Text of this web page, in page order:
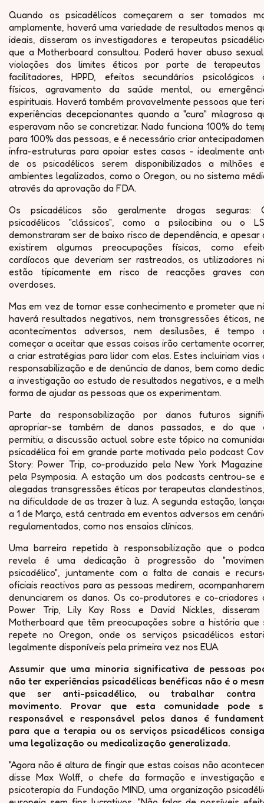
Quando os psicadélicos começarem a ser tomados
amplamente, haverá uma variedade de resultados menos
ideais, disseram os investigadores e terapeutas
que a Motherboard consultou. Poderá haver abuso
violações dos limites éticos por parte de
facilitadores, HPPD, efeitos secundários psicológicos
físicos, agravamento da saúde mental, ou
espirituais. Haverá também provavelmente pessoas que
experiências decepcionantes quando a "cura" milagrosa
esperavam não se concretizar. Nada funciona 100% do
para 100% das pessoas, e é necessário criar
infra-estruturas para apoiar estes casos - idealmente
de os psicadélicos serem disponibilizados a milhões
ambientes legalizados, como o Oregon, ou no sistema
através da aprovação da FDA.
Os psicadélicos são geralmente drogas seguras:
psicadélicos "clássicos", como a psilocibina ou o
demonstraram ser de baixo risco de dependência, e apesar
existirem algumas preocupações físicas, como
cardíacos que deveriam ser rastreados, os utilizadores
estão tipicamente em risco de reacções graves
overdoses.
Mas em vez de tomar esse conhecimento e prometer que
haverá resultados negativos, nem transgressões éticas,
acontecimentos adversos, nem desilusões, é tempo
começar a aceitar que essas coisas irão certamente
a criar estratégias para lidar com elas. Estes incluiriam vias
responsabilização e de denúncia de danos, bem como
a investigação ao estudo de resultados negativos, e a
forma de ajudar as pessoas que os experimentam.
Parte da responsabilização por danos futuros
apropriar-se também de danos passados, e do que
permitiu; a discussão actual sobre este tópico na
psicadélica foi em grande parte motivada pelo podcast
Story: Power Trip, co-produzido pela New York
pela Psymposia. A estação um dos podcasts centrou-se
alegadas transgressões éticas por terapeutas
na dificuldade de as trazer à luz. A segunda estação,
a 1 de Março, está centrada em eventos adversos em
regulamentados, como nos ensaios clínicos.
Uma barreira repetida à responsabilização que o
revela é uma dedicação à progressão do
psicadélico", juntamente com a falta de canais e
oficiais reactivos para as pessoas medirem,
denunciarem os danos. Os co-produtores e co-criadores
Power Trip, Lily Kay Ross e David Nickles,
Motherboard que têm preocupações sobre a história que
repete no Oregon, onde os serviços psicadélicos
legalmente disponíveis pela primeira vez nos EUA.
Assumir que uma minoria significativa de pessoas
não ter experiências psicadélicas benéficas não é o
que ser anti-psicadélico, ou trabalhar
movimento. Provar que esta comunidade pode
responsável e responsável pelos danos é
para que a terapia ou os serviços psicadélicos
uma legalização ou medicalização generalizada.
"Agora não é altura de fingir que estas coisas não
disse Max Wolff, o chefe da formação e investigação
psicoterapia da Fundação MIND, uma organização